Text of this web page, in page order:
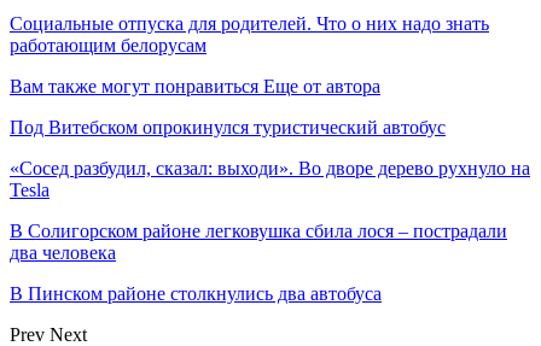
Социальные отпуска для родителей. Что о них надо знать
работающим белорусам
Вам также могут понравиться Еще от автора
Под Витебском опрокинулся туристический автобус
«Сосед разбудил, сказал: выходи». Во дворе дерево рухнуло на
Tesla
В Солигорском районе легковушка сбила лося – пострадали
два человека
В Пинском районе столкнулись два автобуса
Prev Next